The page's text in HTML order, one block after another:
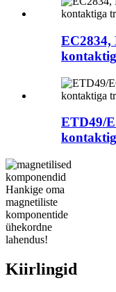
EC2834,
ETD49/
Hankige oma
magnetiliste
komponentide
ühekordne
lahendus!
Kiirlingid